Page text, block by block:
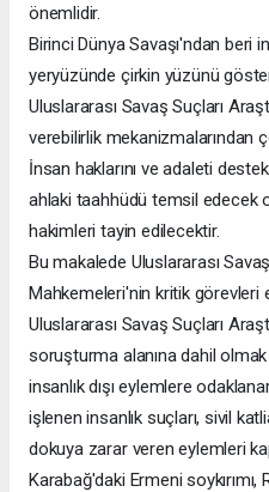
önemlidir.
Birinci Dünya Savaşı'ndan beri
yeryüzünde çirkin yüzünü
Uluslararası Savaş Suçları
verebilirlik mekanizmalarından
İnsan haklarını ve adaleti
ahlaki taahhüdü temsil edecek
hakimleri tayin edilecektir.
Bu makalede Uluslararası
Mahkemeleri'nin kritik görevleri
Uluslararası Savaş Suçları
soruşturma alanına dahil
insanlık dışı eylemlere
işlenen insanlık suçları, sivil
dokuya zarar veren eylemleri
Karabağ'daki Ermeni soykırımı,